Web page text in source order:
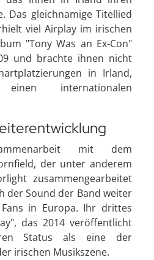
Das gleichnamige Titellied
viel Airplay im irischen
"Tony Was an Ex-Con"
und brachte ihnen nicht
in Irland,
internationalen
mit dem
der unter anderem
zusammengearbeitet
der Sound der Band weiter
in Europa. Ihr drittes
das 2014 veröffentlicht
Status als eine der
irischen Musikszene.